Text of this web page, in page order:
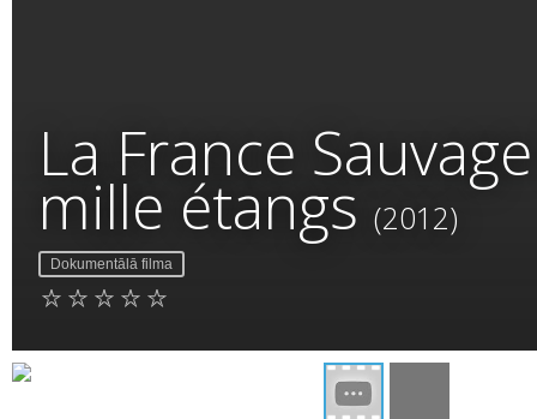
La France
mille étangs (2012)
Dokumentālā filma